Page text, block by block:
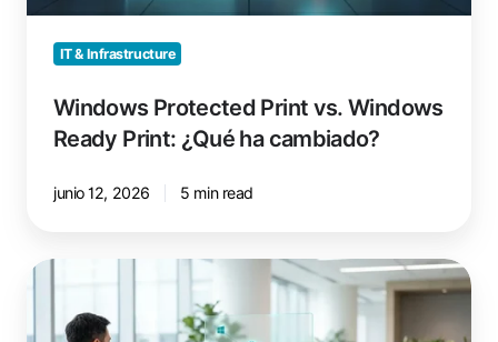
cambiado?
IT & Infrastructure
Windows Protected Print vs. Windows
Ready Print: ¿Qué ha cambiado?
junio 12, 2026 5 min read
¿Dejarán
funcionar